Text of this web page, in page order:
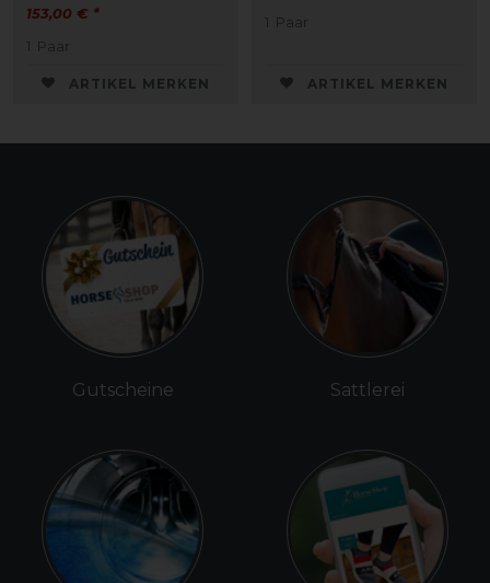
153,00 € *
1 Paar
ARTIKEL MERKEN
1 Paar
ARTIKEL MERKEN
Gutscheine Sattlerei